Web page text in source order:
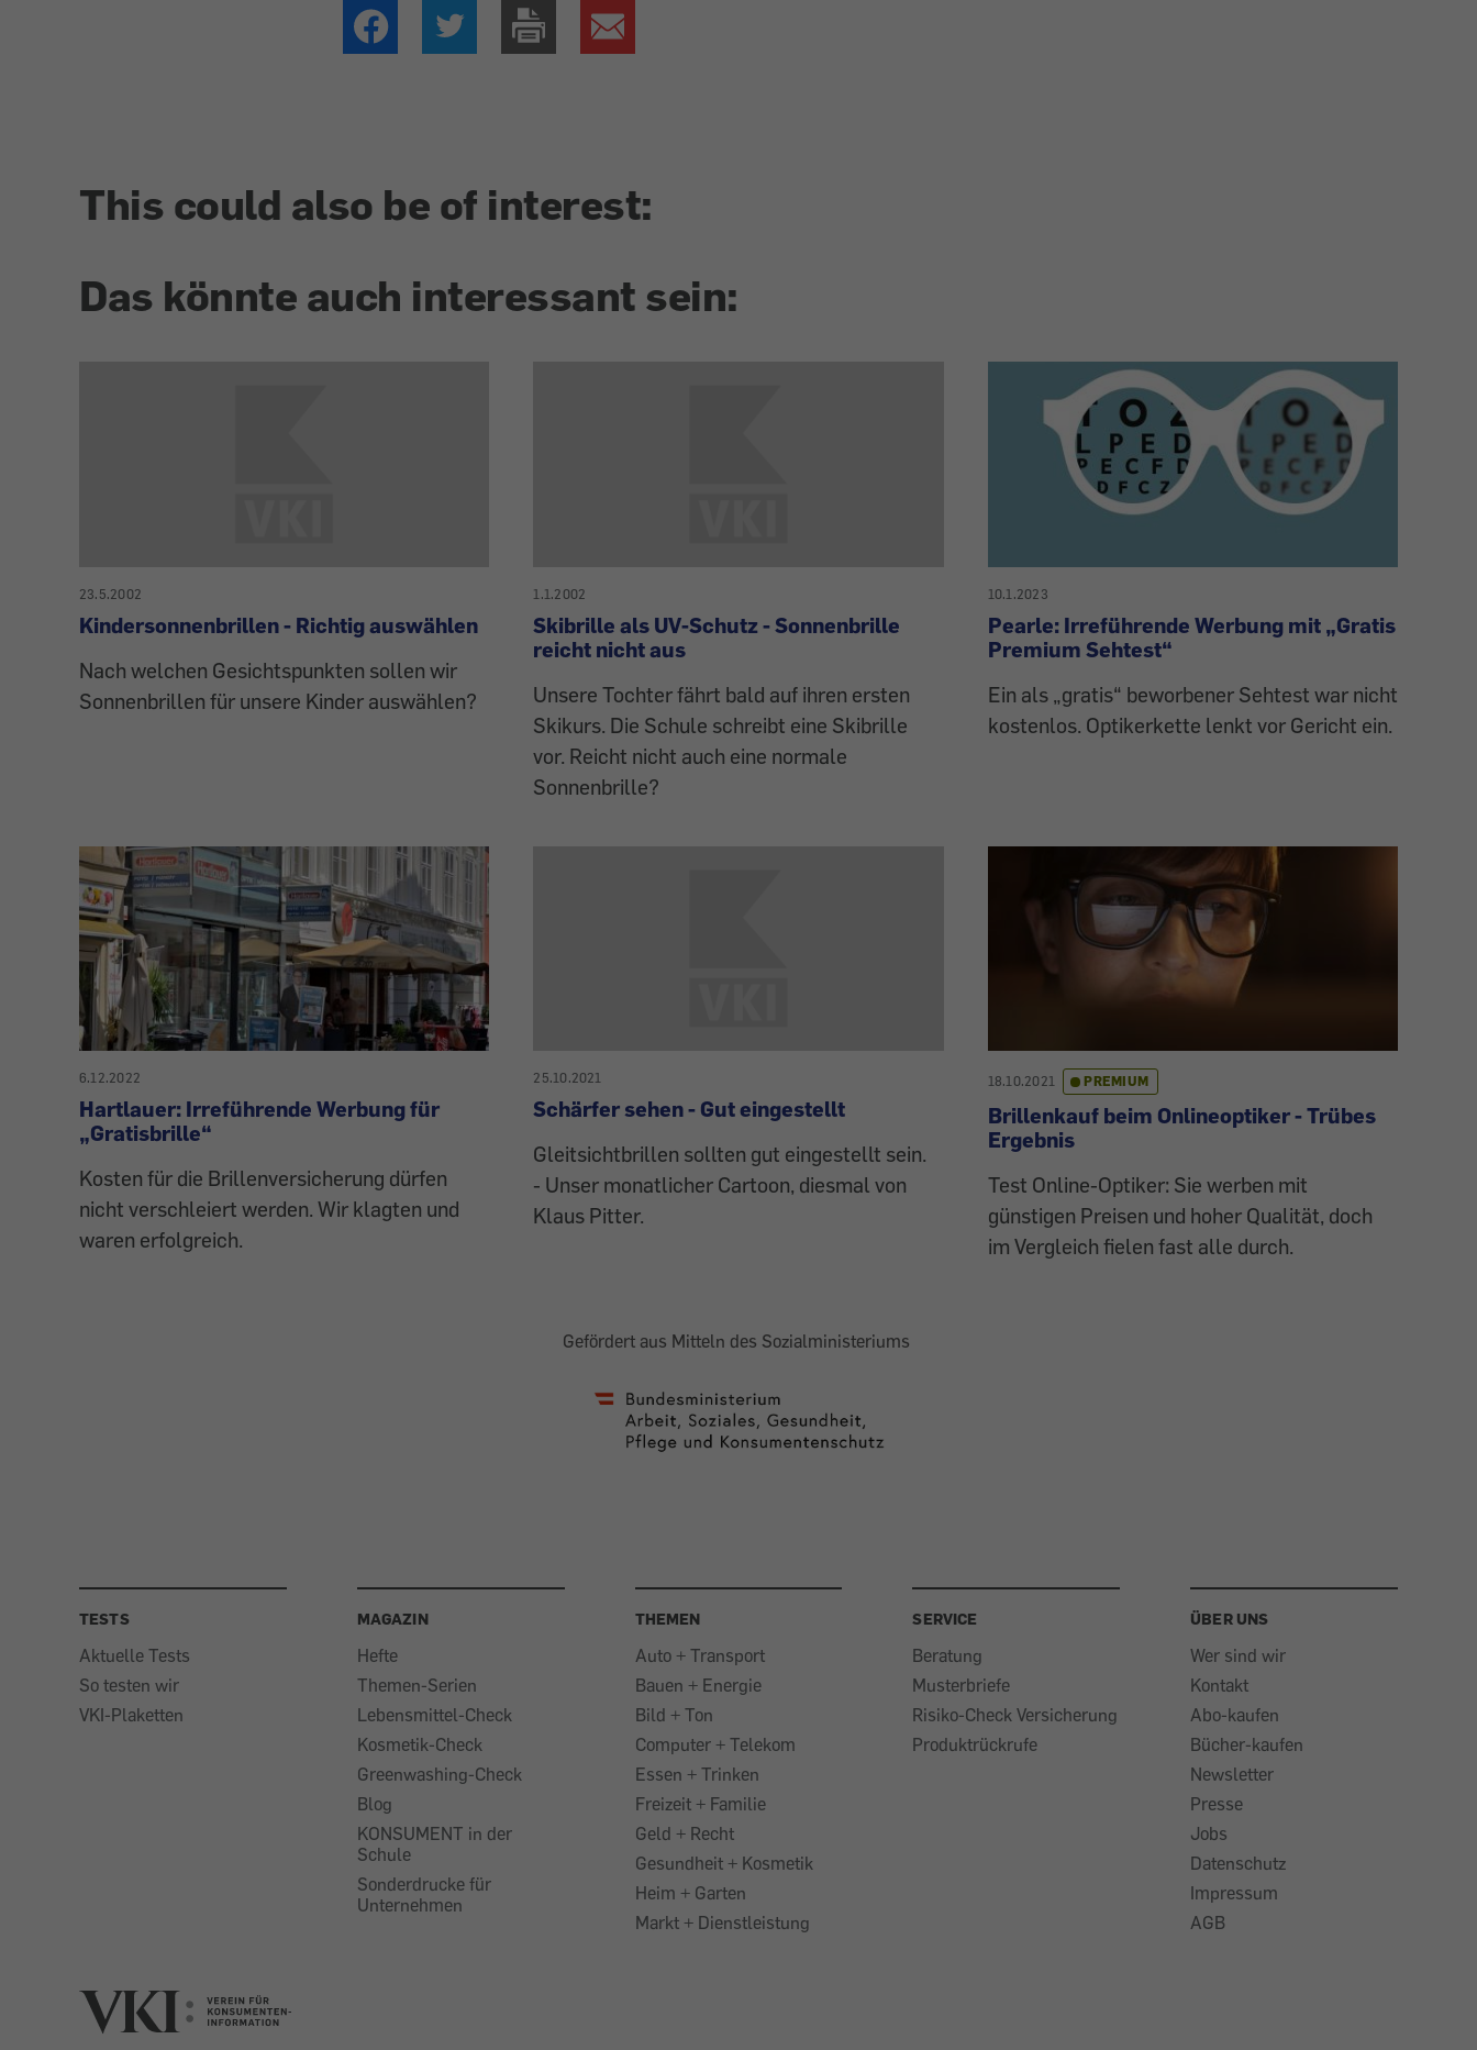
This could also be of interest:
Das könnte auch interessant sein:
23.5.2002
Kindersonnenbrillen - Richtig auswählen
Nach welchen Gesichtspunkten sollen wir
Sonnenbrillen für unsere Kinder auswählen?
1.1.2002
Skibrille als UV-Schutz - Sonnenbrille
reicht nicht aus
Unsere Tochter fährt bald auf ihren ersten
Skikurs. Die Schule schreibt eine Skibrille
vor. Reicht nicht auch eine normale
Sonnenbrille?
10.1.2023
Pearle: Irreführende Werbung mit „Gratis
Premium Sehtest“
Ein als „gratis“ beworbener Sehtest war nicht
kostenlos. Optikerkette lenkt vor Gericht ein.
6.12.2022
Hartlauer: Irreführende Werbung für
„Gratisbrille“
Kosten für die Brillenversicherung dürfen
nicht verschleiert werden. Wir klagten und
waren erfolgreich.
25.10.2021
Schärfer sehen - Gut eingestellt
Gleitsichtbrillen sollten gut eingestellt sein.
- Unser monatlicher Cartoon, diesmal von
Klaus Pitter.
18.10.2021 PREMIUM
Brillenkauf beim Onlineoptiker - Trübes
Ergebnis
Test Online-Optiker: Sie werben mit
günstigen Preisen und hoher Qualität, doch
im Vergleich fielen fast alle durch.
Gefördert aus Mitteln des Sozialministeriums
TESTS
Aktuelle Tests
So testen wir
VKI-Plaketten
MAGAZIN
Hefte
Themen-Serien
Lebensmittel-Check
Kosmetik-Check
Greenwashing-Check
Blog
KONSUMENT in der
Schule
Sonderdrucke für
Unternehmen
THEMEN
Auto + Transport
Bauen + Energie
Bild + Ton
Computer + Telekom
Essen + Trinken
Freizeit + Familie
Geld + Recht
Gesundheit + Kosmetik
Heim + Garten
Markt + Dienstleistung
SERVICE
Beratung
Musterbriefe
Risiko-Check Versicherung
Produktrückrufe
ÜBER UNS
Wer sind wir
Kontakt
Abo-kaufen
Bücher-kaufen
Newsletter
Presse
Jobs
Datenschutz
Impressum
AGB